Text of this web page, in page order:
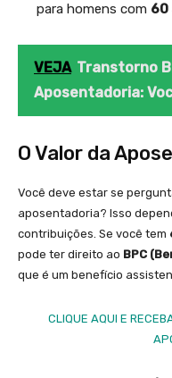
para homens com 60
VEJA Transtorno
Aposentadoria:
O Valor da
Você deve estar se
aposentadoria? Isso
contribuições. Se você tem
pode ter direito ao BPC
que é um benefício
CLIQUE AQUI E